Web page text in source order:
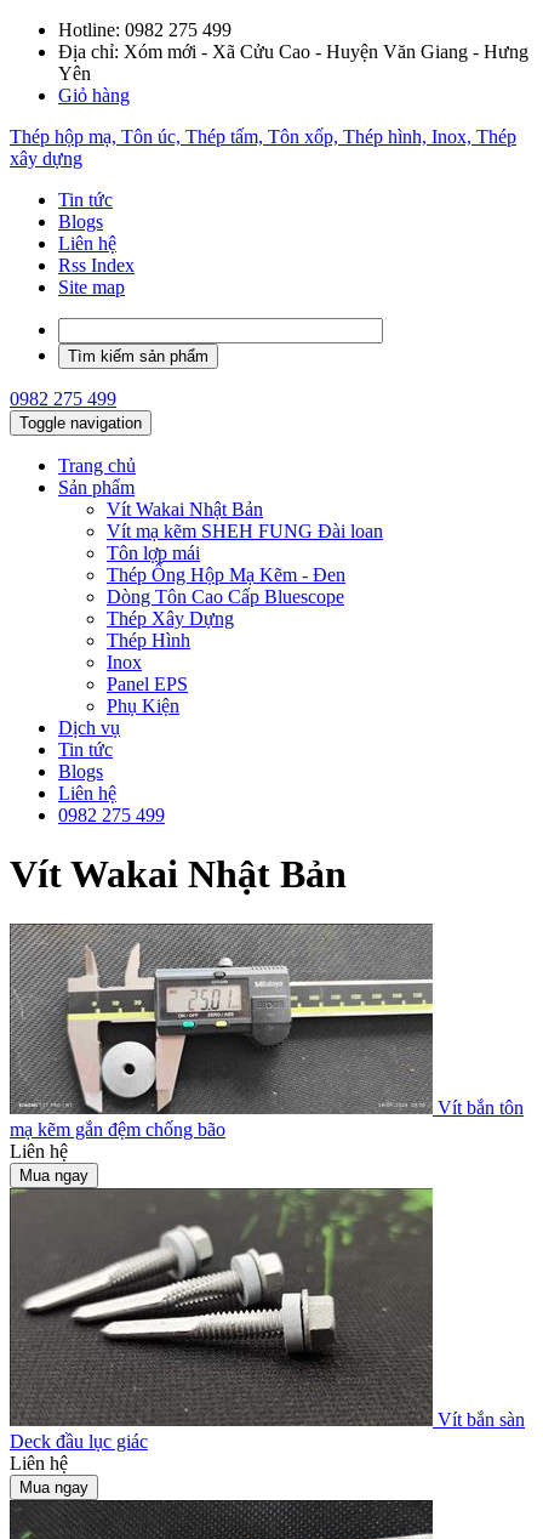
Hotline: 0982 275 499
Địa chỉ: Xóm mới - Xã Cửu Cao - Huyện Văn Giang - Hưng
Yên
Giỏ hàng
Thép hộp mạ, Tôn úc, Thép tấm, Tôn xốp, Thép hình, Inox, Thép
xây dựng
Tin tức
Blogs
Liên hệ
Rss Index
Site map
0982 275 499
Toggle navigation
Trang chủ
Sản phẩm
Vít Wakai Nhật Bản
Vít mạ kẽm SHEH FUNG Đài loan
Tôn lợp mái
Thép Ống Hộp Mạ Kẽm - Đen
Dòng Tôn Cao Cấp Bluescope
Thép Xây Dựng
Thép Hình
Inox
Panel EPS
Phụ Kiện
Dịch vụ
Tin tức
Blogs
Liên hệ
0982 275 499
Vít Wakai Nhật Bản
Vít bắn tôn
mạ kẽm gắn đệm chống bão
Liên hệ
Mua ngay
Vít bắn sàn
Deck đầu lục giác
Liên hệ
Mua ngay